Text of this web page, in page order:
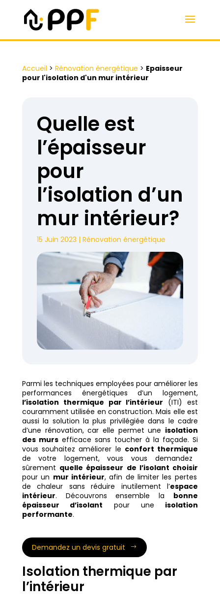
Accueil > Rénovation énergétique > Epaisseur
pour l'isolation d'un mur intérieur
Quelle est
l’épaisseur
pour
l’isolation d’un
mur intérieur?
15 Juin 2023 | Rénovation énergétique
Parmi les techniques employées pour améliorer les
performances énergétiques d’un logement,
l’isolation thermique par l’intérieur (ITI) est
couramment utilisée en construction. Mais elle est
aussi la solution la plus privilégiée dans le cadre
d’une rénovation, car elle permet une isolation
des mursefficace sans toucher à la façade. Si
vous souhaitez améliorer le confort thermique
de votre logement, vous vous demandez
sûrement quelle épaisseur de l’isolant choisir
pour un mur intérieur, afin de limiter les pertes
de chaleur sans réduire inutilement l’espace
intérieur. Découvrons ensemble la bonne
épaisseur d’isolant pour une isolation
performante.
Demandez un devis gratuit
Isolation thermique par
l’intérieur